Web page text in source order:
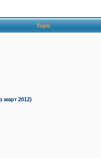
Topic
март 2012)